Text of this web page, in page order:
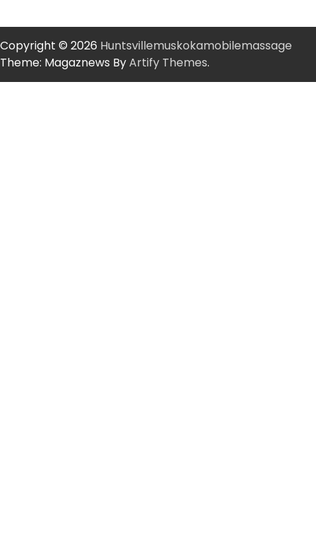
Copyright © 2026 Huntsvillemuskokamobilemassage
Theme: Magaznews ByArtify Themes.